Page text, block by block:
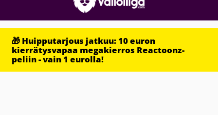
🎁 Huipputarjous jatkuu: 10 euron
kierrätysvapaa megakierros Reactoonz-
peliin - vain 1 eurolla!